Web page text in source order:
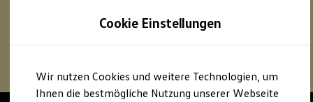
Hauptinhalt
springen
Footer
springen
Profitieren Sie von bis zu6.000 € 1
VolkswagenID. oder
Hybridmodelle.
Mehr zur E‑Auto-Förderung
Cookie Einstellungen
Wir nutzen Cookies und weitere Technologien, um
Ihnen die bestmögliche Nutzung unserer Webseite